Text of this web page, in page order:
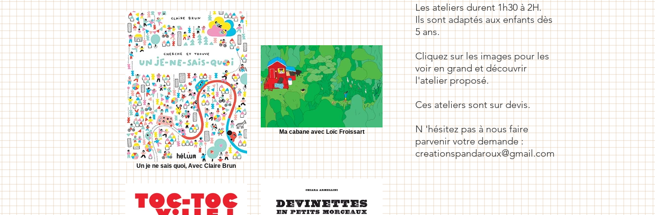
Un je ne sais quoi, Avec Claire Brun
Ma cabane avec Loïc Froissart
Les ateliers durent 1h30 à 2H.
Ils sont adaptés aux enfants dès
5 ans.
Cliquez sur les images pour les
voir en grand et découvrir
l'atelier proposé.
Ces ateliers sont sur devis.
N'hésitez pas à nous faire
parvenir votre demande :
creationspandaroux@gmail.com